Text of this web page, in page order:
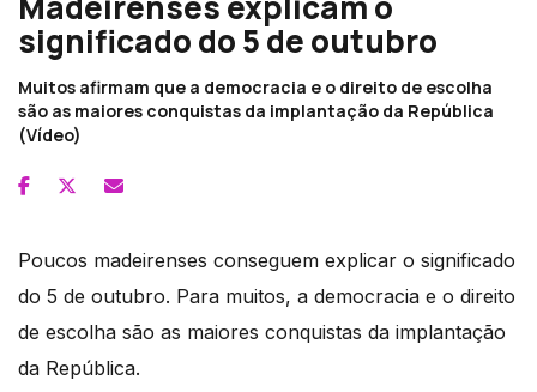
significado do 5 de outubro
Muitos afirmam que a democracia e o direito de escolha
são as maiores conquistas da implantação da República
(Vídeo)
Poucos madeirenses conseguem explicar o significado
do 5 de outubro. Para muitos, a democracia e o direito
de escolha são as maiores conquistas da implantação
da República.